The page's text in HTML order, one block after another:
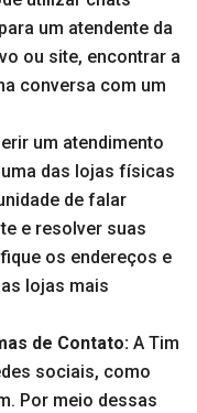
um atendente da
ou site, encontrar a
conversa com um
um atendimento
das lojas físicas
de falar
e resolver suas
os endereços e
lojas mais
de Contato: A Tim
sociais, como
Por meio dessas